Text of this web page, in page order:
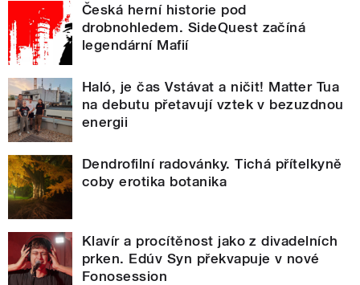
Česká herní historie pod
drobnohledem. SideQuest začíná
legendární Mafií
Haló, je čas Vstávat a ničit! Matter Tua
na debutu přetavují vztek v bezuzdnou
energii
Dendrofilní radovánky. Tichá přítelkyně
coby erotika botanika
Klavír a procítěnost jako z divadelních
prken. Edúv Syn překvapuje v nové
Fonosession